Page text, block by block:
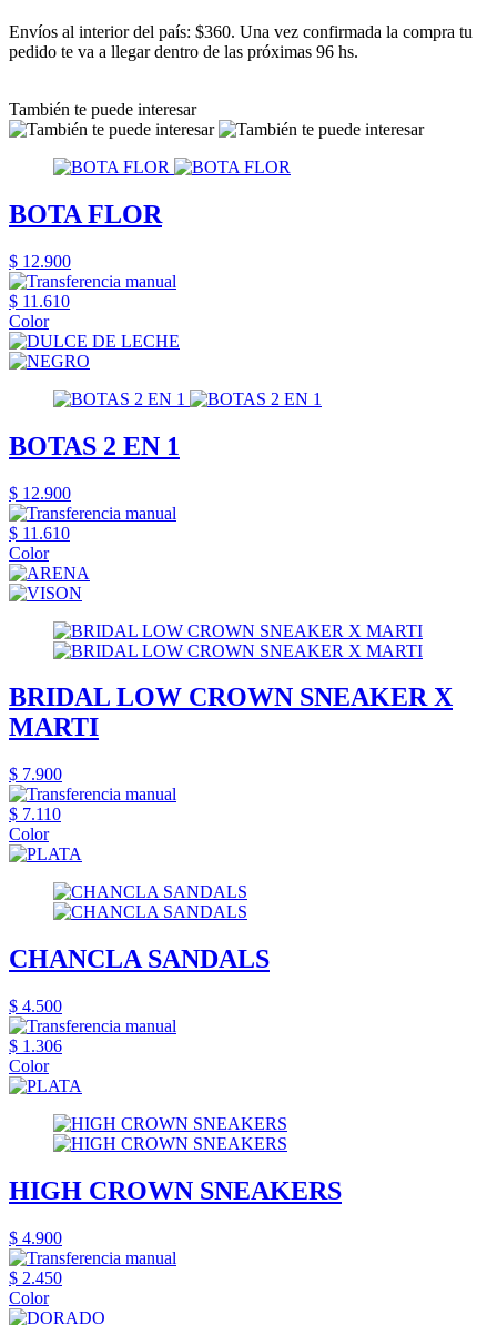
Envíos al interior del país: $360. Una vez confirmada la compra tu
pedido te va a llegar dentro de las próximas 96 hs.
También te puede interesar
BOTA FLOR
$ 12.900
$ 11.610
Color
BOTAS 2 EN 1
$ 12.900
$ 11.610
Color
BRIDAL LOW CROWN SNEAKER X
MARTI
$ 7.900
$ 7.110
Color
CHANCLA SANDALS
$ 4.500
$ 1.306
Color
HIGH CROWN SNEAKERS
$ 4.900
$ 2.450
Color